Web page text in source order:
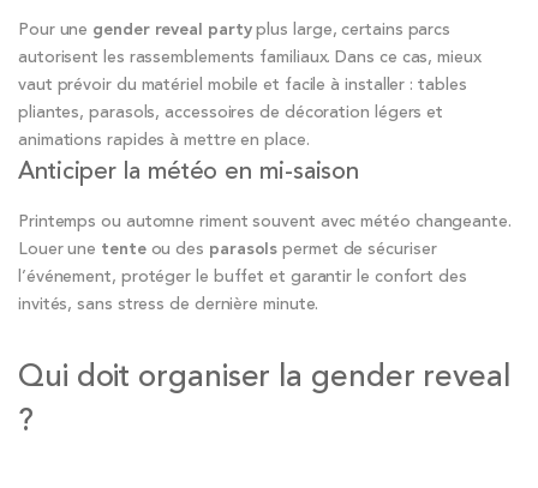
Pour une gender reveal partyplus large, certains parcs
autorisent les rassemblements familiaux. Dans ce cas, mieux
vaut prévoir du matériel mobile et facile à installer : tables
pliantes, parasols, accessoires de décoration légers et
animations rapides à mettre en place.
Anticiper la météo en mi-saison
Printemps ou automne riment souvent avec météo changeante.
Louer une tenteou des parasolspermet de sécuriser
l’événement, protéger le buffet et garantir le confort des
invités, sans stress de dernière minute.
Qui doit organiser la gender reveal
?